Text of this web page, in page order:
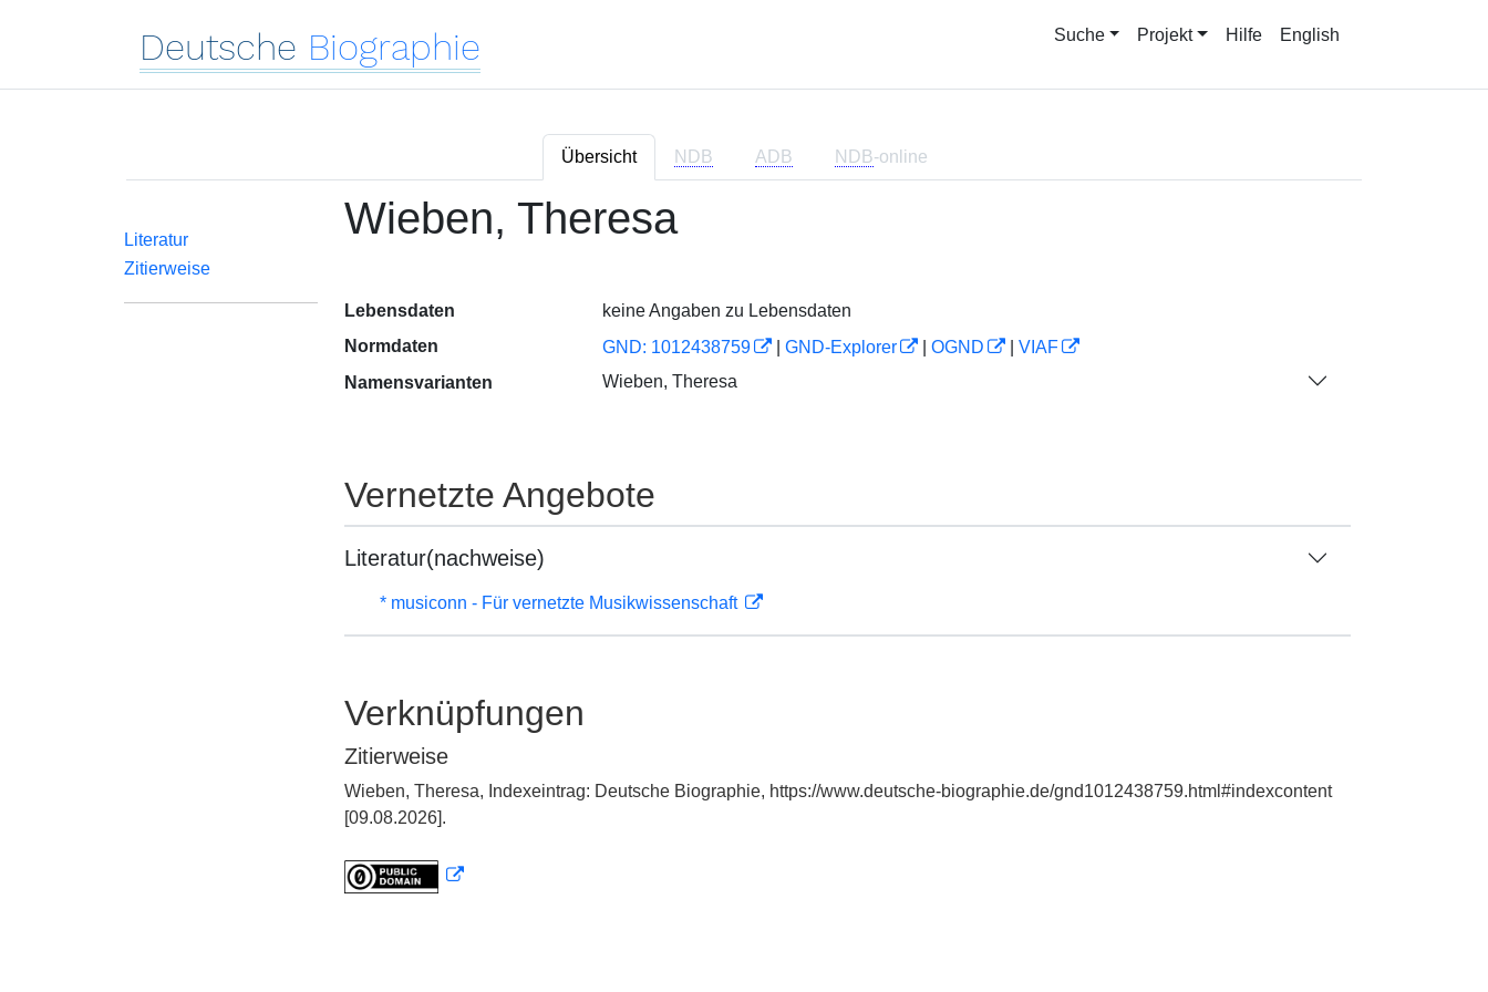
Deutsche Biographie Suche Projekt Hilfe English
Übersicht NDB ADB NDB-online
Literatur
Zitierweise
Wieben, Theresa
Lebensdaten
keine Angaben zu Lebensdaten
Normdaten
GND: 1012438759 GND-Explorer OGND
VIAF
Namensvarianten
Wieben, Theresa
Vernetzte Angebote
Literatur(nachweise)
* musiconn - Für vernetzte Musikwissenschaft
Verknüpfungen
Zitierweise
Wieben, Theresa, Indexeintrag: Deutsche Biographie, https://www.deutsche-biographie.de/gnd1012438759.html#indexcontent
[09.08.2026].